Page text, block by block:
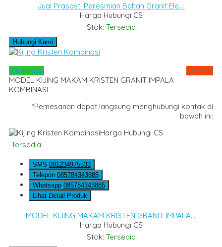
Jual Prasasti Peresmian Bahan Granit Ele....
Harga Hubungi CS
Stok: Tersedia
Hubungi Kami
Whatsapp
via SMS
MODEL KIJING MAKAM KRISTEN GRANIT IMPALA
KOMBINASI
*Pemesanan dapat langsung menghubungi kontak di
bawah ini:
Harga Hubungi CS
Tersedia
SMS 081234975533
Telepon 085784343885
Whatsapp 085784343885
Lihat Detail Produk
MODEL KIJING MAKAM KRISTEN GRANIT IMPALA....
Harga Hubungi CS
Stok: Tersedia